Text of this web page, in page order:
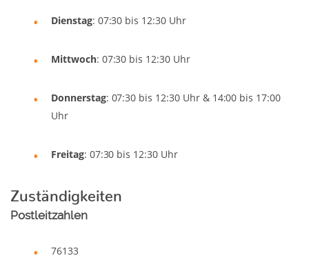
Dienstag: 07:30 bis 12:30 Uhr
Mittwoch: 07:30 bis 12:30 Uhr
Donnerstag: 07:30 bis 12:30 Uhr & 14:00 bis 17:00
Uhr
Freitag: 07:30 bis 12:30 Uhr
Zuständigkeiten
Postleitzahlen
76133